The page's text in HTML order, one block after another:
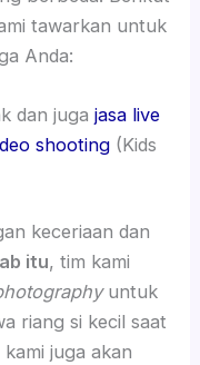
tawarkan untuk
Anda:
dan juga jasa live
shooting (Kids
keceriaan dan
itu, tim kami
untuk
riang si kecil saat
kami juga akan